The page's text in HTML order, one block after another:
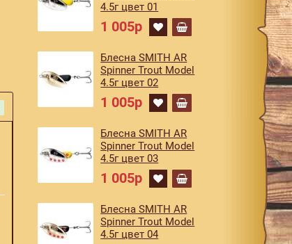
4.5г цвет 01
1 005р
Блесна SMITH AR
Spinner Trout Model
4.5г цвет 02
1 005р
Блесна SMITH AR
Spinner Trout Model
4.5г цвет 03
1 005р
Блесна SMITH AR
Spinner Trout Model
4.5г цвет 04